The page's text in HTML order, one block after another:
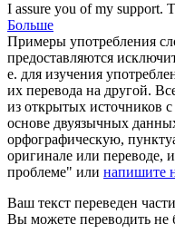
I assure you of my support.
Больше
Примеры употребления
предоставляются
е. для изучения
их перевода на другой.
из открытых источников
основе двуязычных
орфографическую,
оригинале или переводе,
проблеме" или напишите
Ваш текст переведен
Вы можете переводить не